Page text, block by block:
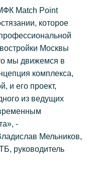
Match Point
которое
Москвы
мы движемся в
комплекса,
и его проект,
из ведущих
-
Мельников,
руководитель